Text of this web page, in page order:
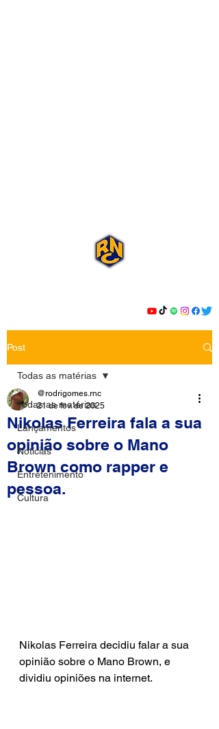
Post
Todas as matérias
Lançamentos
Notícias
Entretenimento
Cultura
Todas as matérias
Nikolas Ferreira fala a sua
opinião sobre o Mano
Brown como rapper e
pessoa.
@rodrigomes.rnc
21 de fev. de 2025
Nikolas Ferreira decidiu falar a sua
opinião sobre o Mano Brown, e
dividiu opiniões na internet.